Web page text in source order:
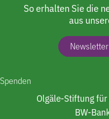
So erhalten Sie die
aus
Spenden
Olgäle-Stiftung für
BW-